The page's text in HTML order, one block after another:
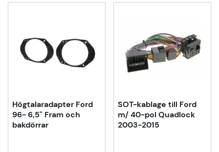
Högtalaradapter Ford
96- 6,5" Fram och
bakdörrar
SOT-kablage till Ford
m/ 40-pol Quadlock
2003-2015